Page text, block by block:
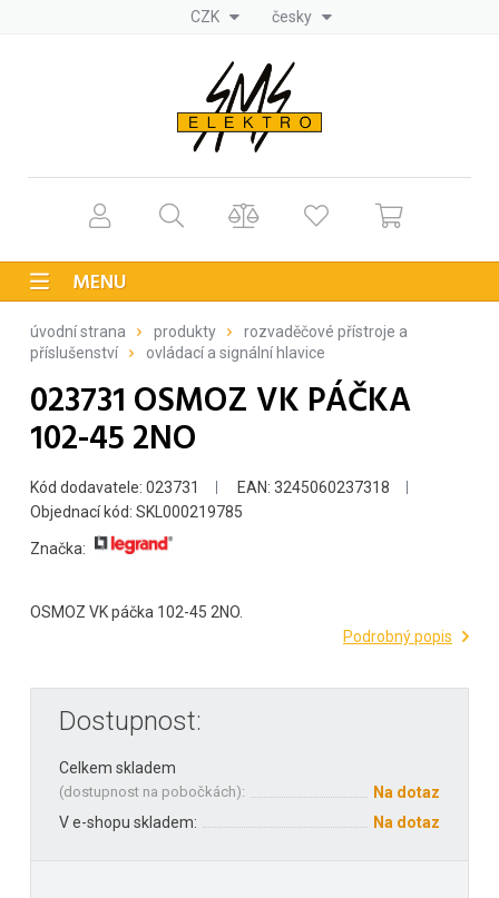
CZK česky
MENU
úvodní strana produkty
rozvaděčové přístroje a
příslušenství
ovládací a signální hlavice
023731 OSMOZ VK PÁČKA
102-45 2NO
Kód dodavatele: 023731
EAN: 3245060237318
Objednací kód: SKL000219785
Značka:
OSMOZ VK páčka 102-45 2NO.
Podrobný popis
Dostupnost:
Celkem skladem
(dostupnost na pobočkách):
Na dotaz
V e-shopu skladem:
Na dotaz